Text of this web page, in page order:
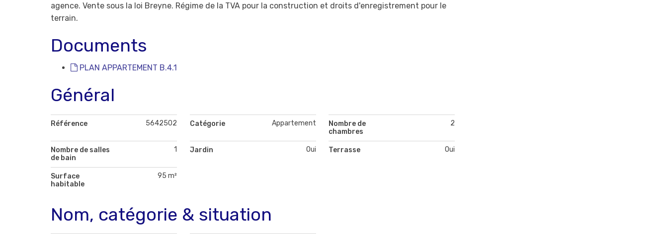
agence. Vente sous la loi Breyne. Régime de la TVA pour la construction et droits d'enregistrement pour le
terrain.
Documents
PLAN APPARTEMENT B.4.1
Général
Référence 5642502 Catégorie Appartement
Nombre de
chambres
2
Nombre de salles
de bain
1 Jardin Oui Terrasse Oui
Surface
habitable
95 m²
Nom, catégorie & situation